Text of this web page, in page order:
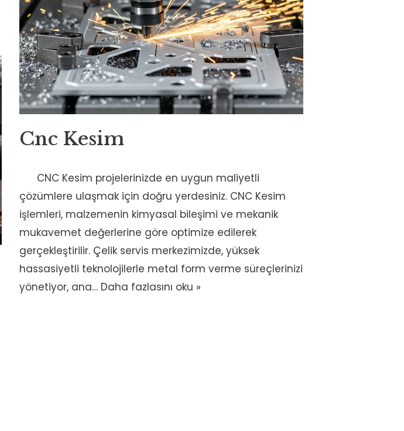
Cnc Kesim
CNC Kesim projelerinizde en uygun maliyetli
çözümlere ulaşmak için doğru yerdesiniz. CNC Kesim
işlemleri, malzemenin kimyasal bileşimi ve mekanik
mukavemet değerlerine göre optimize edilerek
gerçekleştirilir. Çelik servis merkezimizde, yüksek
hassasiyetli teknolojilerle metal form verme süreçlerinizi
yönetiyor, ana… Daha fazlasını oku »